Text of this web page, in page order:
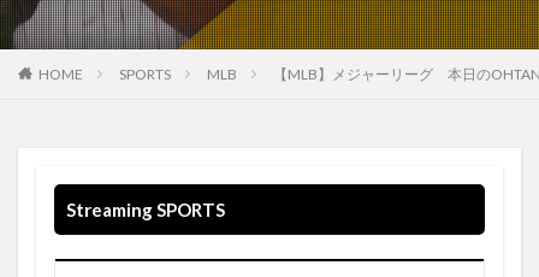
WalkingSteadiness
Who-ya Extended VIVID VICE
Windouws 空間オーディオ
Windows
windows10
USBケーブル
Valley
HOME SPORTS MLB 【MLB】メジャーリーグ 本日の
Streaming SPORTS